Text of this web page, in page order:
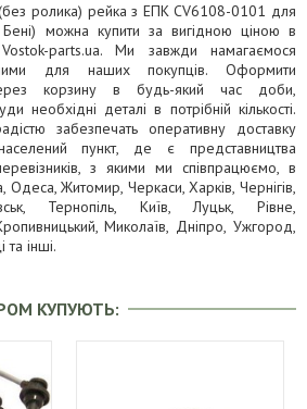
ролика) рейка з ЕПК CV6108-0101 для
можна купити за вигідною ціною в
Vostok-parts.ua. Ми завжди намагаємося
для наших покупців. Оформити
корзину в будь-який час доби,
необхідні деталі в потрібній кількості.
забезпечать оперативну доставку
пункт, де є представництва
з якими ми співпрацюємо, в
Одеса, Житомир, Черкаси, Харків, Чернігів,
Тернопіль, Київ, Луцьк, Рівне,
Миколаїв, Дніпро, Ужгород,
інші.
КУПУЮТЬ: